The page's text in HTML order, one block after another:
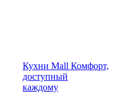
Кухни Mall Комфорт,
доступный
каждому